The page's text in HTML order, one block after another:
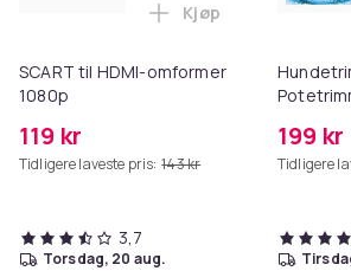
SCART til HDMI-omformer
1080p
119 kr
Tidligere laveste pris: 143 kr
Legg SCART til
Kjøp
3,7
torsdag, 20 aug.
199 kr
Tidligere